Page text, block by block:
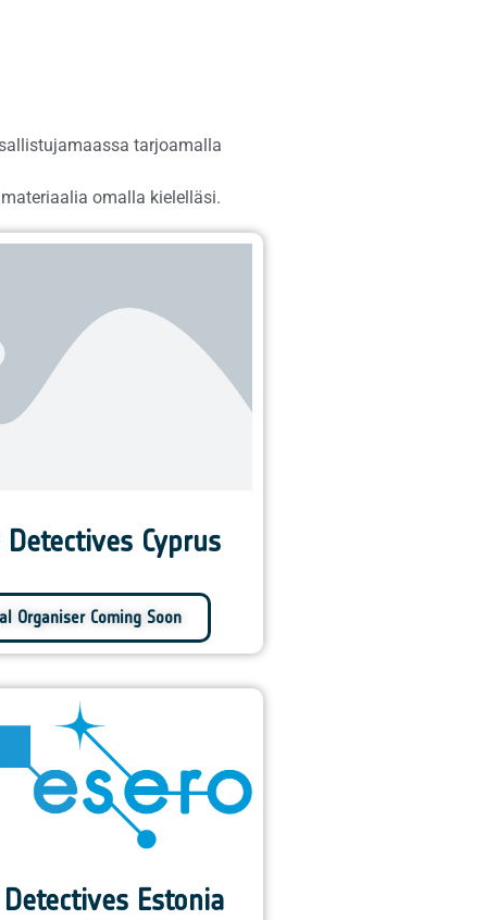
tarjoamalla
omalla kielelläsi.
Detectives Cyprus
Organiser Coming Soon
Estonia